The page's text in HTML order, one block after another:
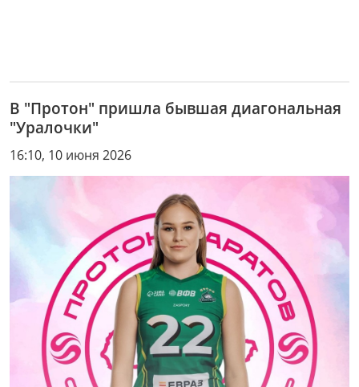
В "Протон" пришла бывшая диагональная
"Уралочки"
16:10, 10 июня 2026